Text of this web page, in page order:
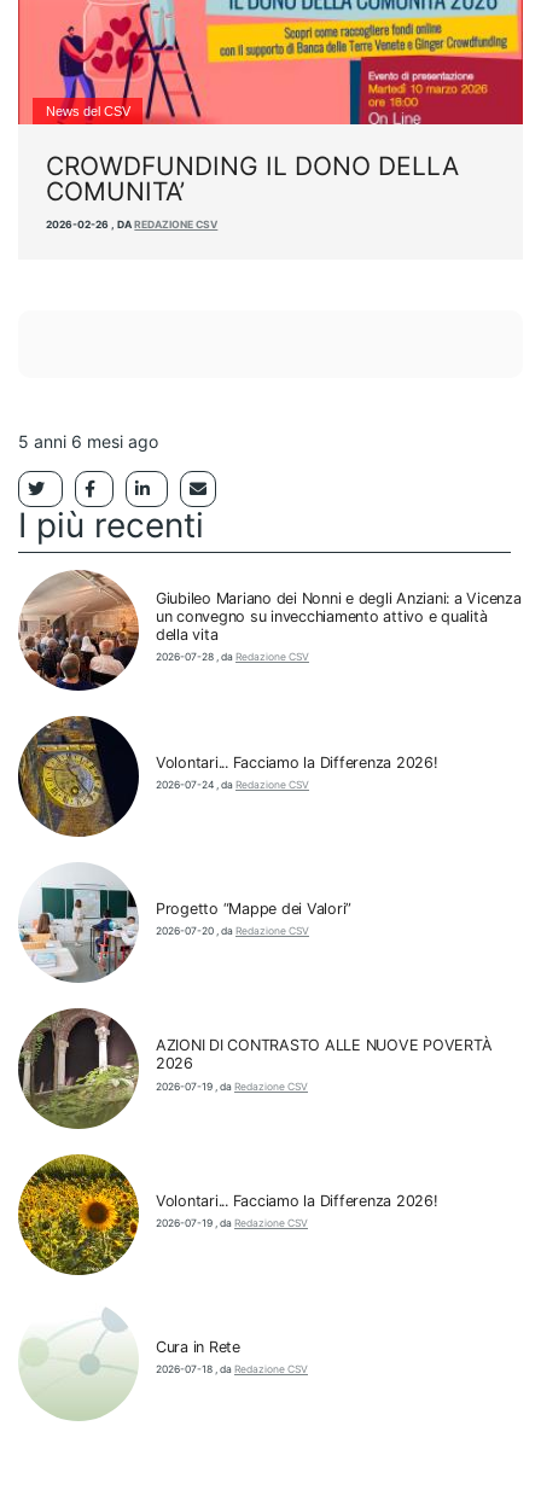
News del CSV
CROWDFUNDING IL DONO DELLA
COMUNITA’
2026-02-26 ,DAREDAZIONE CSV
5 anni 6 mesi ago
I più recenti
Giubileo Mariano dei Nonni e degli Anziani: a Vicenza
un convegno su invecchiamento attivo e qualità
della vita
2026-07-28 , da Redazione CSV
Volontari... Facciamo la Differenza 2026!
2026-07-24 , da Redazione CSV
Progetto “Mappe dei Valori”
2026-07-20 , da Redazione CSV
AZIONI DI CONTRASTO ALLE NUOVE POVERTÀ
2026
2026-07-19 da Redazione CSV
Volontari... Facciamo la Differenza 2026!
2026-07-19 , da Redazione CSV
Cura in Rete
2026-07-18 , da Redazione CSV